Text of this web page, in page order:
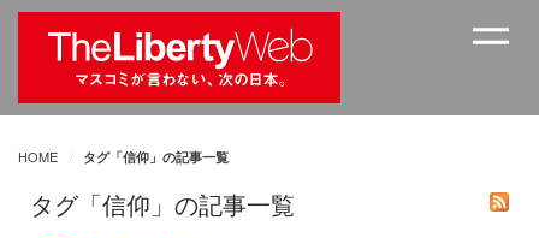
HOME タグ「信仰」の記事一覧
タグ「信仰」の記事一覧